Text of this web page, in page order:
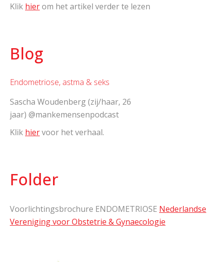
Klik hierom het artikel verder te lezen
Blog
Endometriose, astma & seks
Sascha Woudenberg (zij/haar, 26
jaar) @mankemensenpodcast
Klik hiervoor het verhaal.
Folder
Voorlichtingsbrochure ENDOMETRIOSE Nederlandse
Vereniging voor Obstetrie & Gynaecologie